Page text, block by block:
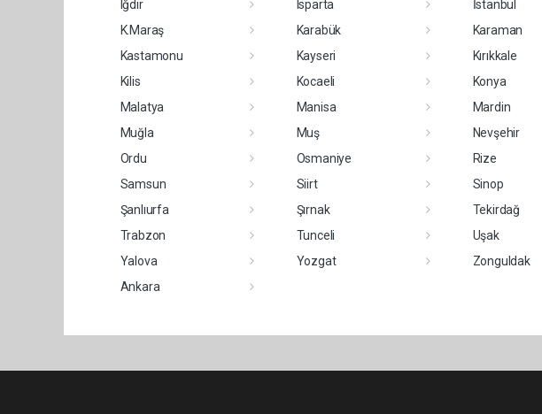
Iğdır
Isparta İstanbul
K.Maraş
Karabük Karaman
Kastamonu
Kayseri Kırıkkale
Kilis
Kocaeli Konya
Malatya
Manisa Mardin
Muğla
Muş Nevşehir
Ordu
Osmaniye Rize
Samsun
Siirt Sinop
Şanlıurfa
Şırnak Tekirdağ
Trabzon
Tunceli Uşak
Yalova
Yozgat Zonguldak
Ankara